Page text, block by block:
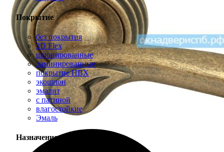
Покрытие
без покрытия
3D Flex
шпонированные
ламинированные
покрытие ПВХ
экошпон
эмалит
с патиной
влагостойкие
Эмаль
Назначение